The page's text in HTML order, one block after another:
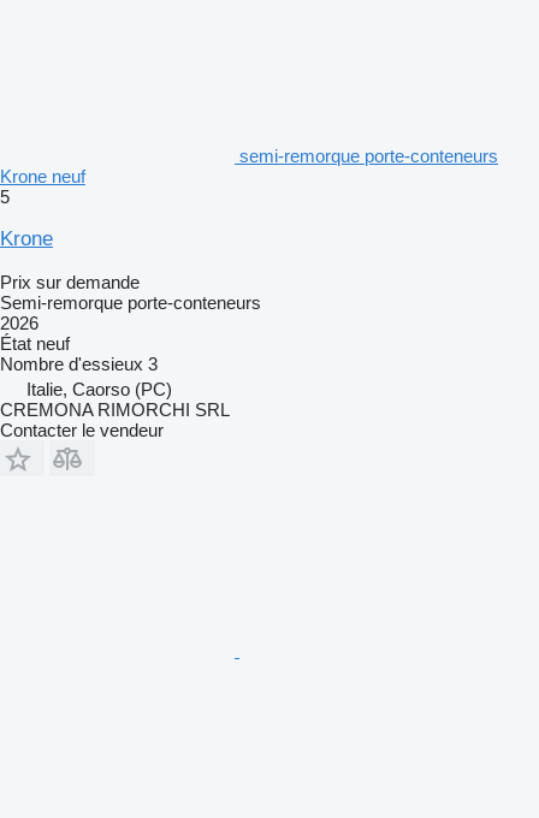
semi-remorque porte-conteneurs
Krone neuf
5
Krone
Prix sur demande
Semi-remorque porte-conteneurs
2026
État neuf
Nombre d'essieux 3
Italie, Caorso (PC)
CREMONA RIMORCHI SRL
Contacter le vendeur